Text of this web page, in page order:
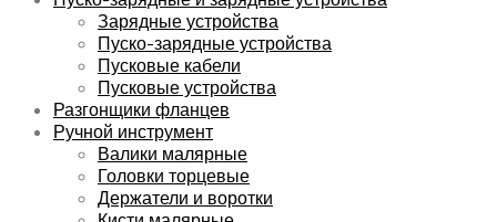
Зарядные устройства
Пуско-зарядные устройства
Пусковые кабели
Пусковые устройства
Разгонщики фланцев
Ручной инструмент
Валики малярные
Головки торцевые
Держатели и воротки